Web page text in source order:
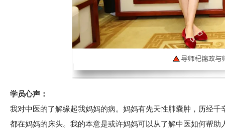
学员心声：
我对中医的了解缘起我妈妈的病。妈妈有先天性肺囊肿，历经
都在妈妈的床头。我的本意是或许妈妈可以从了解中医如何帮